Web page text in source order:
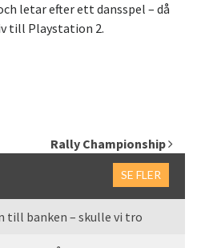
letar efter ett dansspel – då
till Playstation 2.
Rally Championship
SE FLER
till banken – skulle vi tro